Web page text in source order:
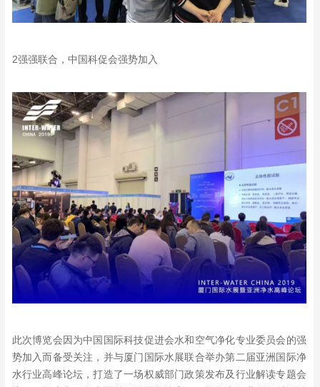
2强强联合，中国科促会强势加入
此次博览会因为中国国际科技促进会水和空气净化专业委员会的强
势加入而备受关注，并与厦门国际水展联合举办第二届亚洲国际净
水行业高峰论坛，打造了一场权威部门政策发布及行业解读专题会